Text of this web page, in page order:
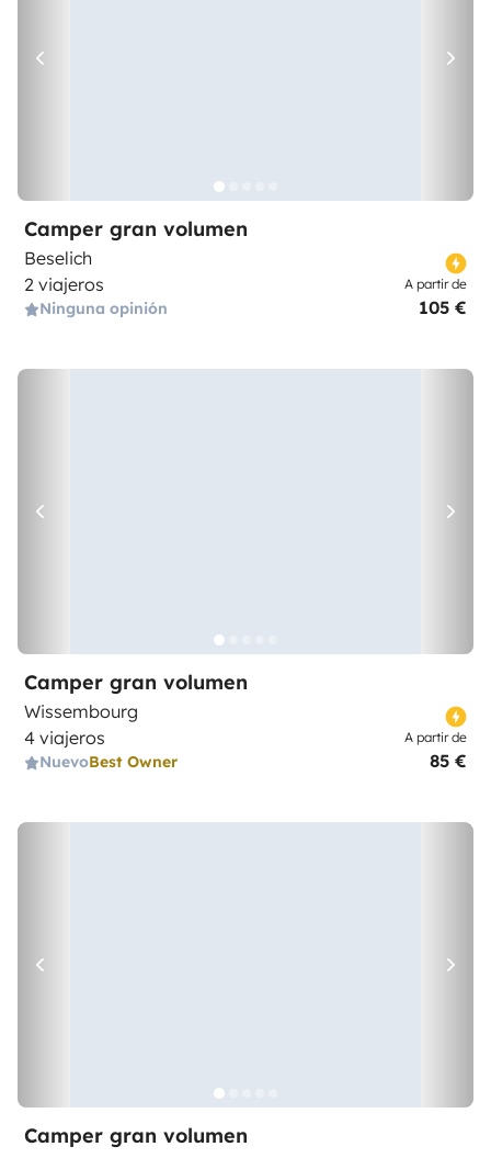
Camper gran volumen
Beselich
2 viajeros
Ninguna opinión
A partir de
105 €
Camper gran volumen
Wissembourg
4 viajeros
NuevoBest Owner
A partir de
85 €
Camper gran volumen